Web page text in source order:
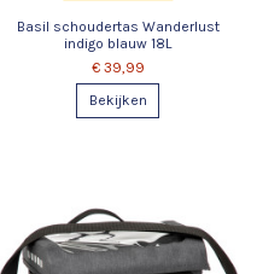
Basil schoudertas Wanderlust
indigo blauw 18L
€ 39,99
Bekijken